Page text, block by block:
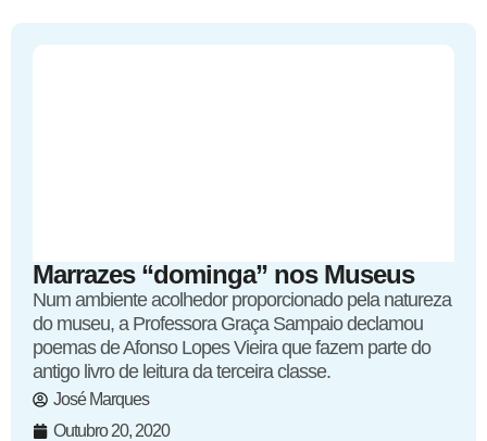
Marrazes “dominga” nos Museus
Num ambiente acolhedor proporcionado pela natureza
do museu, a Professora Graça Sampaio declamou
poemas de Afonso Lopes Vieira que fazem parte do
antigo livro de leitura da terceira classe.
José Marques
Outubro 20, 2020